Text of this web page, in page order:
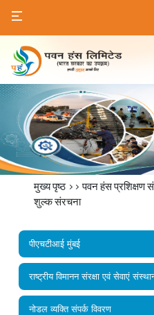
मुख्य पृष्ठ >>पवन हंस प्रशिक्षण
शुल्क संरचना
पीएचटीआई मुंबई
राष्‍ट्रीय विमानन संरक्षा एवं सेवाएं
नोडल व्यक्ति संपर्क विवरण